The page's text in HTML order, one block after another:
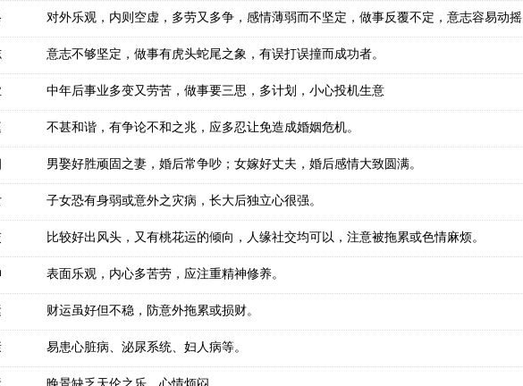
对外乐观，内则空虚，多劳又多争，感情薄弱而不坚定，做事反覆不定，意志容易动摇
意志不够坚定，做事有虎头蛇尾之象，有误打误撞而成功者。
中年后事业多变又劳苦，做事要三思，多计划，小心投机生意
不甚和谐，有争论不和之兆，应多忍让免造成婚姻危机。
男娶好胜顽固之妻，婚后常争吵；女嫁好丈夫，婚后感情大致圆满。
子女恐有身弱或意外之灾病，长大后独立心很强。
比较好出风头，又有桃花运的倾向，人缘社交均可以，注意被拖累或色情麻烦。
表面乐观，内心多苦劳，应注重精神修养。
财运虽好但不稳，防意外拖累或损财。
易患心脏病、泌尿系统、妇人病等。